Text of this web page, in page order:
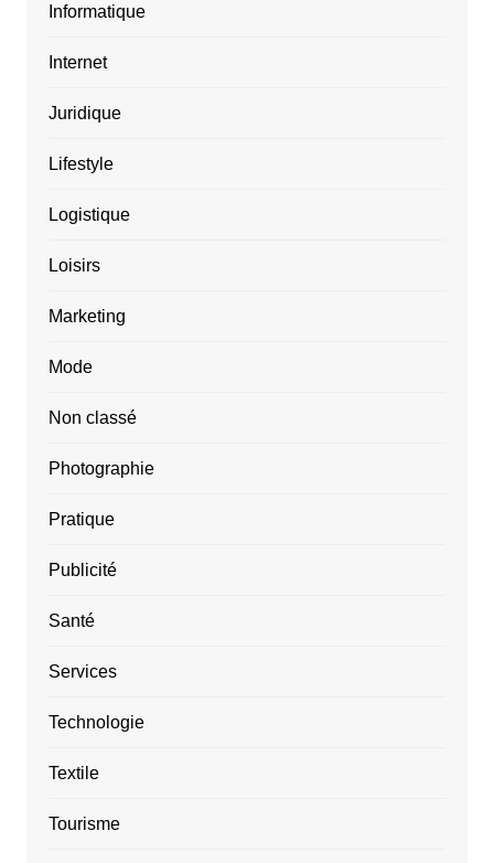
Informatique
Internet
Juridique
Lifestyle
Logistique
Loisirs
Marketing
Mode
Non classé
Photographie
Pratique
Publicité
Santé
Services
Technologie
Textile
Tourisme